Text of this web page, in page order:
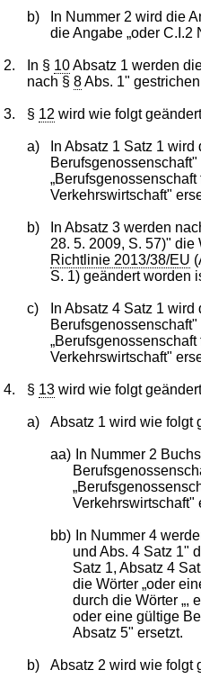
b) In Nummer 2 wird die
die Angabe „oder C.I.2
2. In § 10Absatz 1 werden
nach §8Abs. 1"
3. § 12 wird wie folgt
a)
In Absatz 1 Satz 1 wird
„Berufsgenossenschaft
Verkehrswirtschaft"
b)
In Absatz 3 werden
28. 5. 2009, S. 57)" die
Richtlinie 2013/38/EU
S. 1) geändert worden
c)
In Absatz 4 Satz 1 wird
„Berufsgenossenschaft
Verkehrswirtschaft"
4. § 13 wird wie folgt
a) Absatz 1 wird wie folgt
aa)
In Nummer 2
Verkehrswirtschaft"
bb) In Nummer 4
und Abs. 4 Satz 1"
Satz 1, Absatz 4
die Wörter „oder
durch die Wörter „,
oder eine gültige
Absatz 5" ersetzt.
b) Absatz 2 wird wie folgt